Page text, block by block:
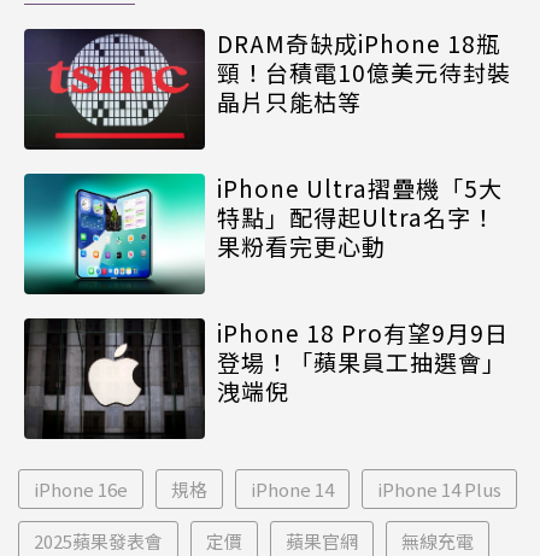
DRAM奇缺成iPhone 18瓶
頸！台積電10億美元待封裝
晶片只能枯等
iPhone Ultra摺疊機「5大
特點」配得起Ultra名字！
果粉看完更心動
iPhone 18 Pro有望9月9日
登場！「蘋果員工抽選會」
洩端倪
iPhone 16e 規格 iPhone 14 iPhone 14 Plus
2025蘋果發表會 定價 蘋果官網 無線充電